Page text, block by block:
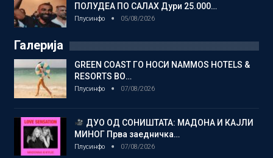
ПОЛУДЕА ПО САЛАХ Дури 25.000…
Плусинфо 05/08/2026
Галерија
GREEN COAST ГО НОСИ NAMMOS HOTELS &
RESORTS ВО…
Плусинфо 07/08/2026
ДУО ОД СОНИШТАТА: МАДОНА И КАЈЛИ
МИНОГ Прва заедничка…
Плусинфо 07/08/2026